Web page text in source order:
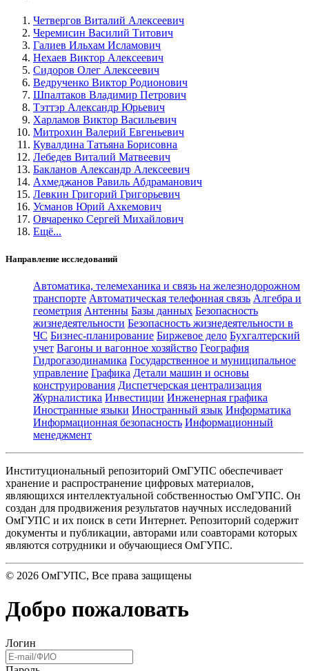
Четвергов Виталий Алексеевич
Черемисин Василий Титович
Галиев Ильхам Исламович
Нехаев Виктор Алексеевич
Сидоров Олег Алексеевич
Ведрученко Виктор Родионович
Шпалтаков Владимир Петрович
Тэттэр Александр Юрьевич
Харламов Виктор Васильевич
Митрохин Валерий Евгеньевич
Кувалдина Татьяна Борисовна
Лебедев Виталий Матвеевич
Бакланов Александр Алексеевич
Ахмеджанов Равиль Абдраманович
Левкин Григорий Григорьевич
Усманов Юрий Ахкемович
Овчаренко Сергей Михайлович
Ещё...
Направление исследований
Автоматика, телемеханика и связь на железнодорожном
транспорте Автоматическая телефонная связь Алгебра и
геометрия Антенны Базы данных Безопасность
жизнедеятельности Безопасность жизнедеятельности в
ЧС Бизнес-планирование Биржевое дело Бухгалтерский
учет Вагоны и вагонное хозяйство География
Гидрогазодинамика Государственное и муниципальное
управление Графика Детали машин и основы
конструирования Диспетчерская централизация
Журналистика Инвестиции Инженерная графика
Иностранные языки Иностранный язык Информатика
Информационная безопасность Информационный
менеджмент
Институциональный репозиторий ОмГУПС обеспечивает
хранение и распространение цифровых материалов,
являющихся интеллектуальной собственностью ОмГУПС. Он
создан для продвижения результатов научных исследований
ОмГУПС и их поиск в сети Интернет. Репозиторий содержит
документы и публикации, авторами или соавторами которых
являются сотрудники и обучающиеся ОмГУПС.
© 2026 ОмГУПС, Все права защищены
Добро пожаловать
Логин